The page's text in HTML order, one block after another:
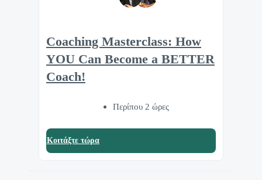
Coaching Masterclass: How
YOU Can Become a BETTER
Coach!
Περίπου 2 ώρες
Κοιτάξτε τώρα